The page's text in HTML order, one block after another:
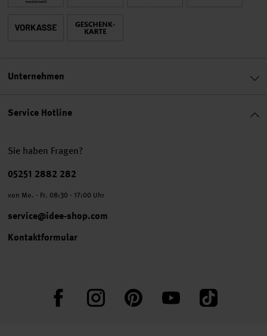
Service Hotline
Sie haben Fragen?
Telefonnummer
05251 2882 282
von Mo. - Fr. 08:30 - 17:00 Uhr
service@idee-shop.com
Kontaktformular
FacebookInstagram PinterestYouTube TikTok
Unternehmen